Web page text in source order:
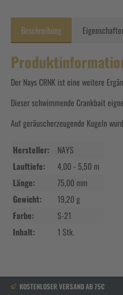
Beschreibung
Der Nays CRNK ist eine weitere
Dieser schwimmende Crankbait
Auf geräuscherzeugende Kugeln
Hersteller:
NAYS
Lauftiefe:
4,00 - 5,50 m
Länge:
75,00 mm
Gewicht:
19,20 g
Farbe:
S-21
Inhalt:
1 Stk.
KOSTENLOSER VERSAND AB 75€